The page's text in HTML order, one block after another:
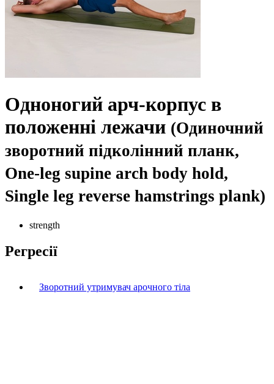
Одноногий арч-корпус в
положенні лежачи (Одиночний
зворотний підколінний планк,
One-leg supine arch body hold,
Single leg reverse hamstrings plank)
strength
Регресії
Зворотний утримувач арочного тіла